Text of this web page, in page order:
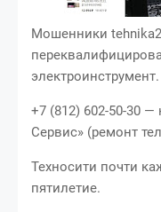
Мошенники
электроинструмент.
+7 (812) 602-50-30
Сервис» (ремонт
Техносити почти
пятилетие.